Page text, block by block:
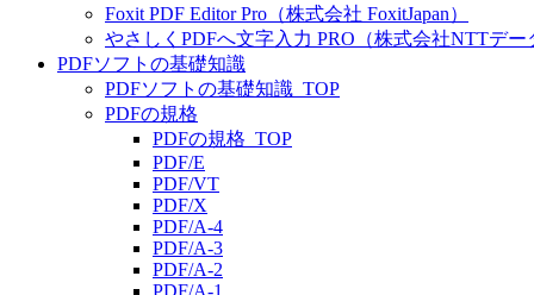
Foxit PDF Editor Pro（株式会社 FoxitJapan）
やさしくPDFへ文字入力 PRO（株式会社NTTデー
PDFソフトの基礎知識
PDFソフトの基礎知識_TOP
PDFの規格
PDFの規格_TOP
PDF/E
PDF/VT
PDF/X
PDF/A-4
PDF/A-3
PDF/A-2
PDF/A-1